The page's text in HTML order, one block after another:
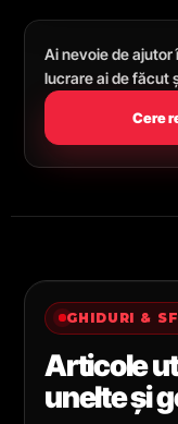
Ai nevoie de ajutor
lucrare ai de făcut
Cere
GHIDURI &
Articole
unelte și